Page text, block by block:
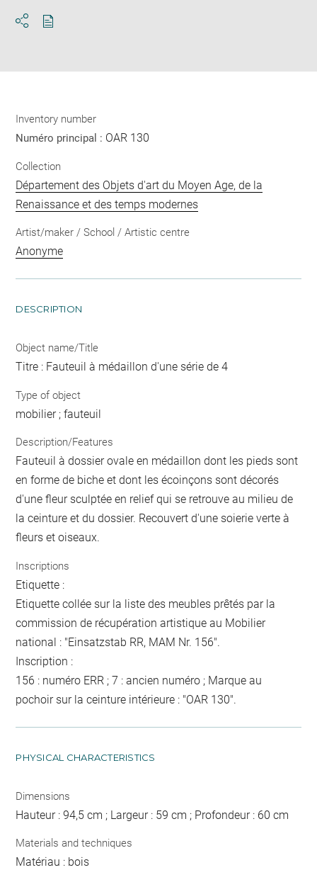
Inventory number
Numéro principal : OAR 130
Collection
Département des Objets d'art du Moyen Age, de la
Renaissance et des temps modernes
Artist/maker / School / Artistic centre
Anonyme
DESCRIPTION
Object name/Title
Titre : Fauteuil à médaillon d'une série de 4
Type of object
mobilier ; fauteuil
Description/Features
Fauteuil à dossier ovale en médaillon dont les pieds sont
en forme de biche et dont les écoinçons sont décorés
d'une fleur sculptée en relief qui se retrouve au milieu de
la ceinture et du dossier. Recouvert d'une soierie verte à
fleurs et oiseaux.
Inscriptions
Etiquette :
Etiquette collée sur la liste des meubles prêtés par la
commission de récupération artistique au Mobilier
national : "Einsatzstab RR, MAM Nr. 156".
Inscription :
156 : numéro ERR ; 7 : ancien numéro ; Marque au
pochoir sur la ceinture intérieure : "OAR 130".
PHYSICAL CHARACTERISTICS
Dimensions
Hauteur : 94,5 cm ; Largeur : 59 cm ; Profondeur : 60 cm
Materials and techniques
Matériau : bois